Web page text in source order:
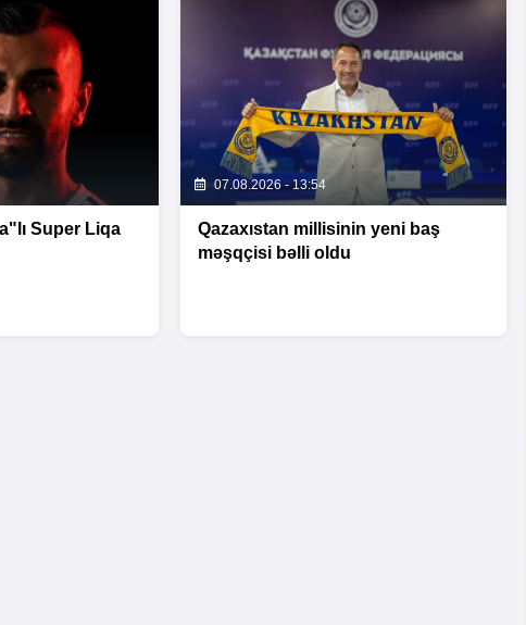
Super Liqa
07.08.2026 - 13:54
Qazaxıstan millisinin yeni baş
məşqçisi bəlli oldu